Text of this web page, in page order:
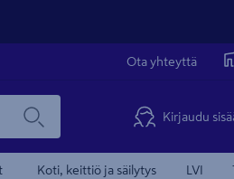
Ota yhteyttä
Kirjaudu
Koti, keittiö ja säilytys LVI